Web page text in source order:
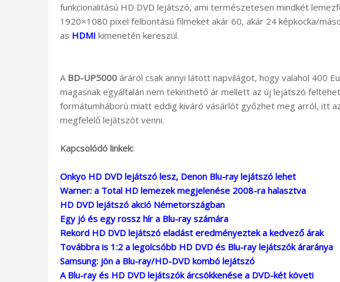
funkcionalitású HD DVD lejátszó, ami természetesen mindkét
1920×1080 pixel felbontású filmeket akár 60, akár 24 képkocka/
as HDMI kimenetén kereszül.
A BD-UP5000 áráról csak annyi látott napvilágot, hogy valahol 400
magasnak egyáltalán nem tekinthető ár mellett az új lejátszó
formátumháború miatt eddig kiváró vásárlót győzhet meg arról, itt
megfelelő lejátszót venni.
Kapcsolódó linkek:
Onkyo HD DVD lejátszó lesz, Denon Blu-ray lejátszó lehet
Warner: a Total HD lemezek megjelenése 2008-ra halasztva
HD DVD lejátszó akció Németországban
Egy jó és egy rossz hír a Blu-ray számára
Rekord HD DVD lejátszó eladást eredményeztek a kedvező árak
Továbbra is 1:2 a legolcsóbb HD DVD és Blu-ray lejátszók áraránya
Samsung: jön a Blu-ray/HD-DVD kombó lejátszó
A Blu-ray és HD DVD lejátszók árcsökkenése a DVD-két követi